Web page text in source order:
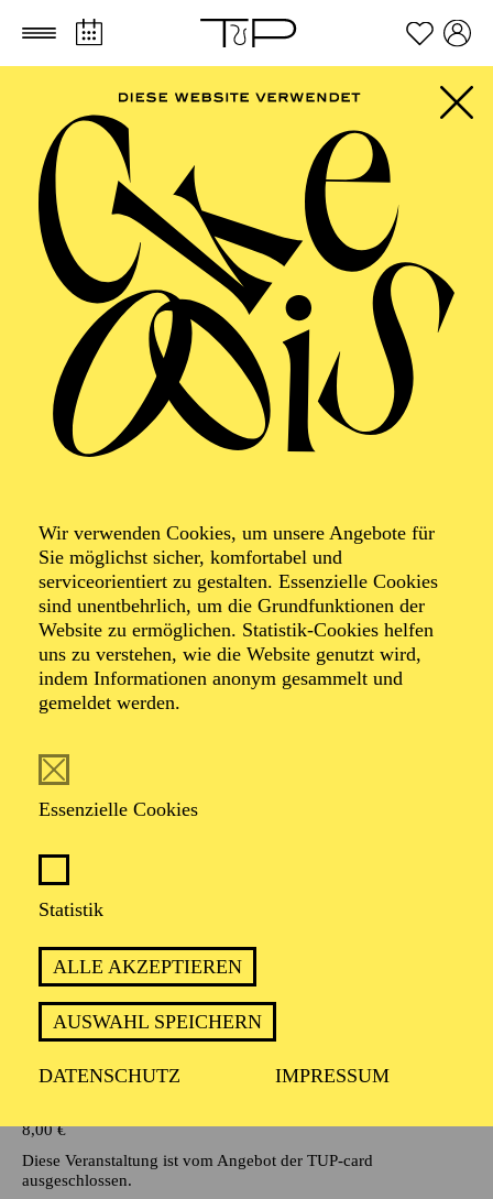
Zum Hauptinhalt springen Zum Footer springen
Wir verwenden Cookies, um unsere Angebote für
Sie möglichst sicher, komfortabel und
serviceorientiert zu gestalten. Essenzielle Cookies
sind unentbehrlich, um die Grundfunktionen der
Website zu ermöglichen. Statistik-Cookies helfen
uns zu verstehen, wie die Website genutzt wird,
indem Informationen anonym gesammelt und
gemeldet werden.
Essenzielle Cookies
Statistik
ALLE AKZEPTIEREN
AUSWAHL SPEICHERN
DATENSCHUTZ IMPRESSUM
FILTER
SEPTEMBER 2026
PHILHARMONIE ESSEN
Freitag
04.09.2026
20:00 - 23:00
Alfried Krupp Saal
Veranstalter: Theater-, Konzert- u. Gastspieldirektion OTTO
HOFNER GMBH
TICKETS
55,20 52,70€
Die Veranstaltung ist vom Angebot der TUPcard ausgeschlossen.
Samstag
05.09.2026
Grillo-Theater
BLICK AUF DEN IRAN –
STIMMEN ZUR AKTUELLEN
LAGE
Veranstalter: Eine Kooperationsveranstaltung mit der Stadt
Essen
8,00€
Diese Veranstaltung ist vom Angebot der TUP-card
ausgeschlossen.